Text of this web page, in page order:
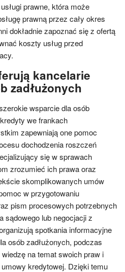
prawne, która może
prawną przez cały okres
dokładnie zapoznać się z ofertą
koszty usług przed
kancelarie
zadłużonych
wsparcie dla osób
we frankach
zapewniają one pomoc
dochodzenia roszczeń
się w sprawach
zrozumieć ich prawa oraz
skomplikowanych umów
w przygotowaniu
pism procesowych potrzebnych
sądowego lub negocjacji z
spotkania informacyjne
osób zadłużonych, podczas
na temat swoich praw i
kredytowej. Dzięki temu